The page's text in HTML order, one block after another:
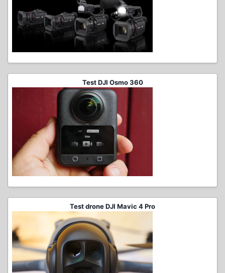
Test DJI Osmo 360
Test drone DJI Mavic 4 Pro